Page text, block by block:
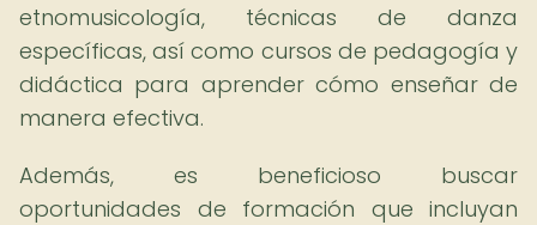
etnomusicología, técnicas de danza
específicas, así como cursos de pedagogía y
didáctica para aprender cómo enseñar de
manera efectiva.
Además, es beneficioso buscar
oportunidades de formación que incluyan